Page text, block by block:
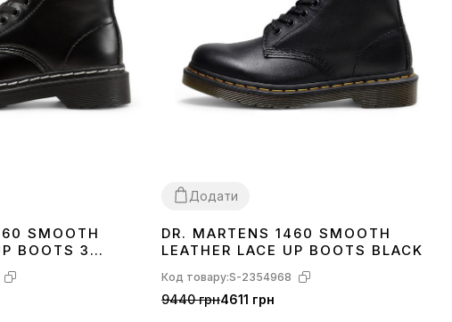
SMOOTH
BOOTS З
Додати
36 373839 404142 43 444546
DR. MARTENS 1460 SMOOTH
LEATHER LACE UP BOOTS BLACK
Код товару:S-2354968
9440 грн4611 грн